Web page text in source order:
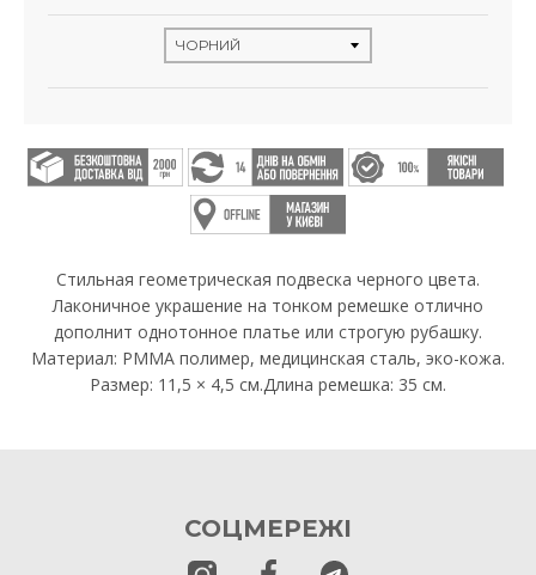
Стильная геометрическая подвеска черного цвета.
Лаконичное украшение на тонком ремешке отлично
дополнит однотонное платье или строгую рубашку.
Материал: PMMA полимер, медицинская сталь, эко-кожа.
Размер: 11,5 × 4,5 см.Длина ремешка: 35 см.
СОЦМЕРЕЖІ